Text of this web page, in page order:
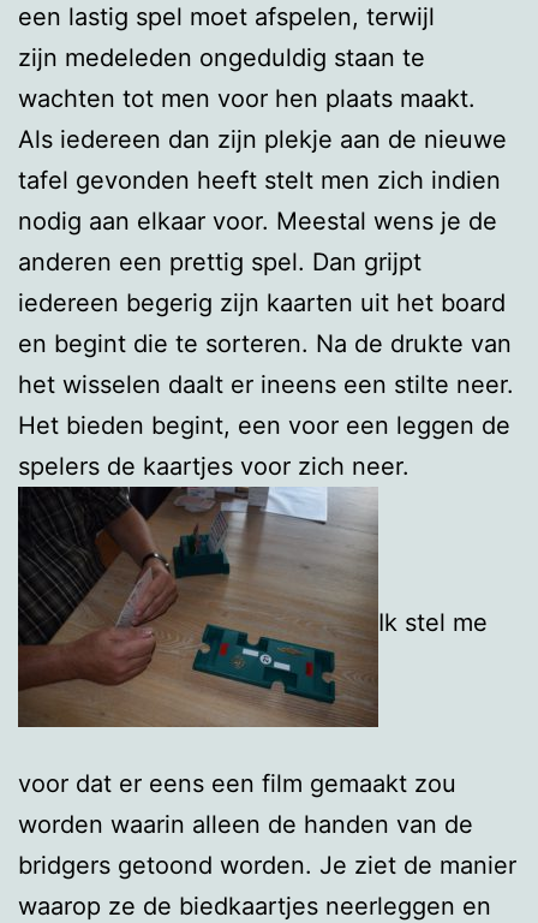
een lastig spel moet afspelen, terwijl
zijn medeleden ongeduldig staan te
wachten tot men voor hen plaats maakt.
Als iedereen dan zijn plekje aan de nieuwe
tafel gevonden heeft stelt men zich indien
nodig aan elkaar voor. Meestal wens je de
anderen een prettig spel. Dan grijpt
iedereen begerig zijn kaarten uit het board
en begint die te sorteren. Na de drukte van
het wisselen daalt er ineens een stilte neer.
Het bieden begint, een voor een leggen de
spelers de kaartjes voor zich neer.
Ik stel me
voor dat er eens een film gemaakt zou
worden waarin alleen de handen van de
bridgers getoond worden. Je ziet de manier
waarop ze de biedkaartjes neerleggen en